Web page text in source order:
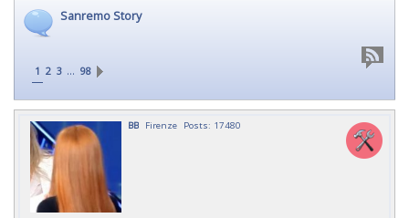
Sanremo Story
1 2 3 … 98
BB Firenze Posts: 17480